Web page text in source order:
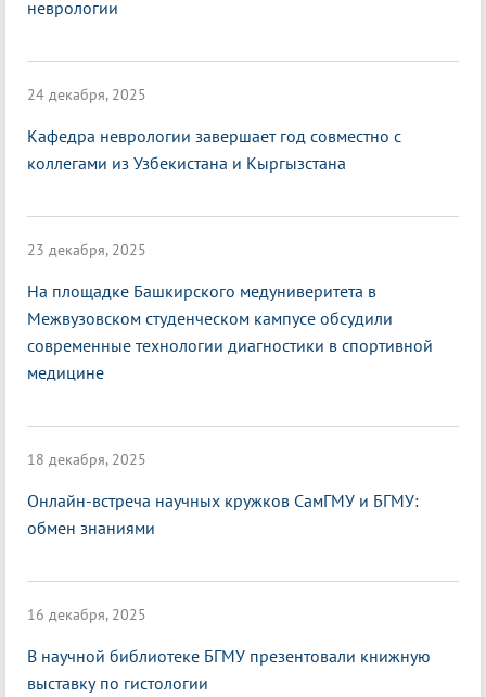
неврологии
24 декабря, 2025
Кафедра неврологии завершает год совместно с
коллегами из Узбекистана и Кыргызстана
23 декабря, 2025
На площадке Башкирского медуниверитета в
Межвузовском студенческом кампусе обсудили
современные технологии диагностики в спортивной
медицине
18 декабря, 2025
Онлайн-встреча научных кружков СамГМУ и БГМУ:
обмен знаниями
16 декабря, 2025
В научной библиотеке БГМУ презентовали книжную
выставку по гистологии